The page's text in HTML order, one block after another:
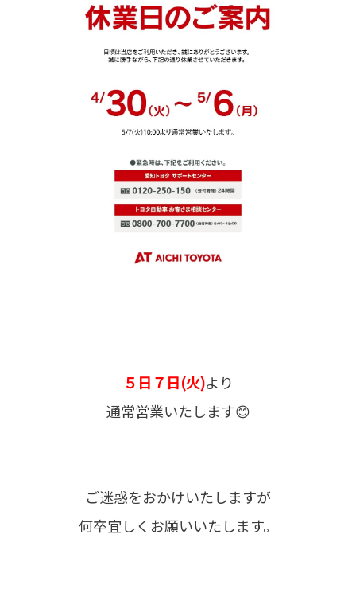
５日７日(火)より
通常営業いたします😊
ご迷惑をおかけいたしますが
何卒宜しくお願いいたします。